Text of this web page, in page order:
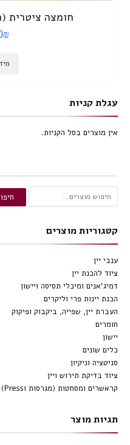
חומצה ציטרית
₪
עגלת קניות
אין מוצרים בסל הקניות.
עבור:
קטגוריות מוצרים
ענבי יין
ציוד להכנת יין
דמיג'אנים ומיכלי תסיסה ויישון
הכנת יינות פרי וליקרים
העברת יין, שפייה, ביקבוק ופיקוק
חומרים
יישון
כלים שונים
סניטציה וניקיון
ציוד בדיקת תירוש ויין
קראשרים ומסחטות (מגרסות וPress)
תגיות מוצר